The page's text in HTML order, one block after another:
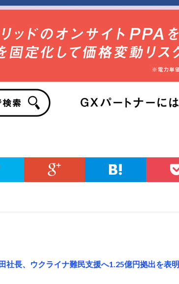
社長、ウクライナ難民支援へ1.25億円拠出を表明